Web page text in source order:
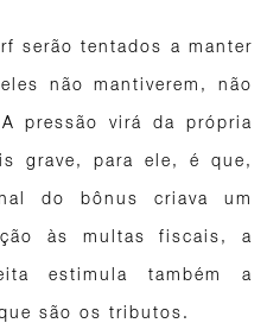
serão tentados a manter
não mantiverem, não
pressão virá da própria
grave, para ele, é que,
do bônus criava um
às multas fiscais, a
estimula também a
são os tributos.